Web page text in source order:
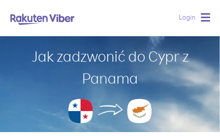
Login
Jak zadzwonić do Cypr z
Panama